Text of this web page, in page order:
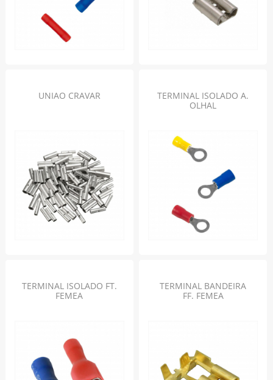
UNIAO CRAVAR
TERMINAL ISOLADO A.
OLHAL
TERMINAL ISOLADO FT.
FEMEA
TERMINAL BANDEIRA
FF. FEMEA